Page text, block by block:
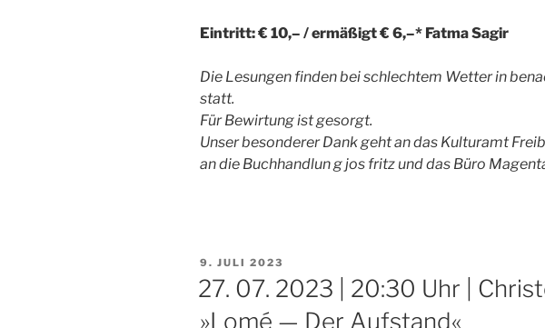
Eintritt: € 10,– / ermäßigt € 6,–* FatmaSagir
Die Lesungen finden bei schlechtem Wetter in
statt.
Für Bewirtung ist gesorgt.
Unser besonderer Dank geht an das Kulturamt
an die Buchhandlun g jos fritz und das Büro
VERÖFFENTLICHT
AM
9. JULI 2023
27. 07. 2023 | 20:30 Uhr |
»Lomé — Der Aufstand«